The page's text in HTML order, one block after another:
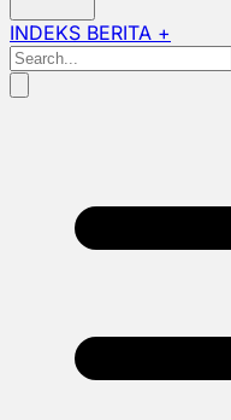
INDEKS BERITA +